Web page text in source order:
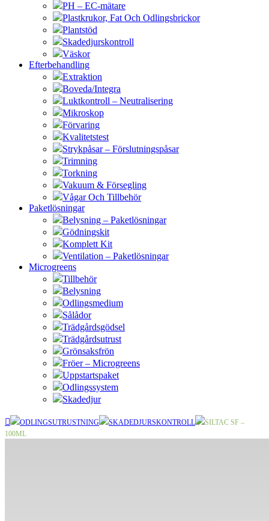
PH – EC-mätare
Plastkrukor, Fat Och Odlingsbrickor
Plantstöd
Skadedjurskontroll
Väskor
Efterbehandling
Extraktion
Boveda/Integra
Luktkontroll – Neutralisering
Mikroskop
Förvaring
Kvalitetstest
Strykpåsar – Förslutningspåsar
Trimning
Torkning
Vakuum & Försegling
Vågar Och Tillbehör
Paketlösningar
Belysning – Paketlösningar
Gödningskit
Komplett Kit
Ventilation – Paketlösningar
Microgreens
Tillbehör
Belysning
Odlingsmedium
Sålådor
Trädgårdsgödsel
Trädgårdsutrust
Grönsaksfrön
Fröer – Microgreens
Uppstartspaket
Odlingssystem
Skadedjur
ODLINGSUTRUSTNING SKADEDJURSKONTROLL
SILTAC SF –
100ML